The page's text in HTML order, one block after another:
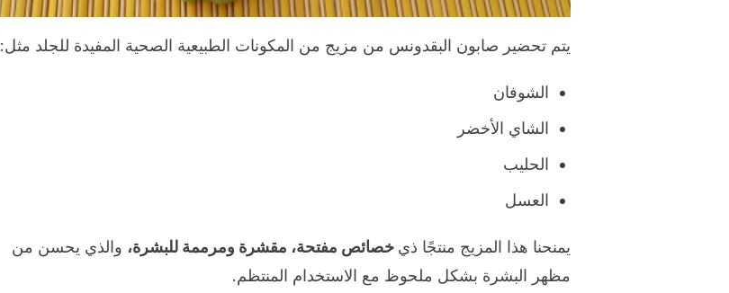
يتم تحضير صابون البقدونس من مزيج من المكونات الطبيعية الصحية المفيدة للجلد مثل:
الشوفان
الشاي الأخضر
الحليب
العسل
يمنحنا هذا المزيج منتجًا ذي خصائص مفتحة، مقشرة ومرممة للبشرة، والذي يحسن من
مظهر البشرة بشكل ملحوظ مع الاستخدام المنتظم.